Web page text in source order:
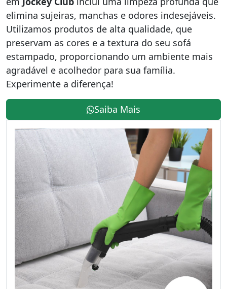
elimina sujeiras, manchas e odores indesejáveis.
Utilizamos produtos de alta qualidade, que
preservam as cores e a textura do seu sofá
estampado, proporcionando um ambiente mais
agradável e acolhedor para sua família.
Experimente a diferença!
Saiba Mais